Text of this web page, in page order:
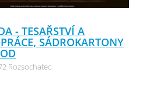
- TESAŘSTVÍ A
SÁDROKARTONY
Rozsochatec